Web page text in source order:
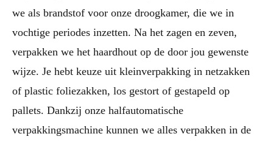
we als brandstof voor onze droogkamer, die we in
vochtige periodes inzetten. Na het zagen en zeven,
verpakken we het haardhout op de door jou gewenste
wijze. Je hebt keuze uit kleinverpakking in netzakken
of plastic foliezakken, los gestort of gestapeld op
pallets. Dankzij onze halfautomatische
verpakkingsmachine kunnen we alles verpakken in de